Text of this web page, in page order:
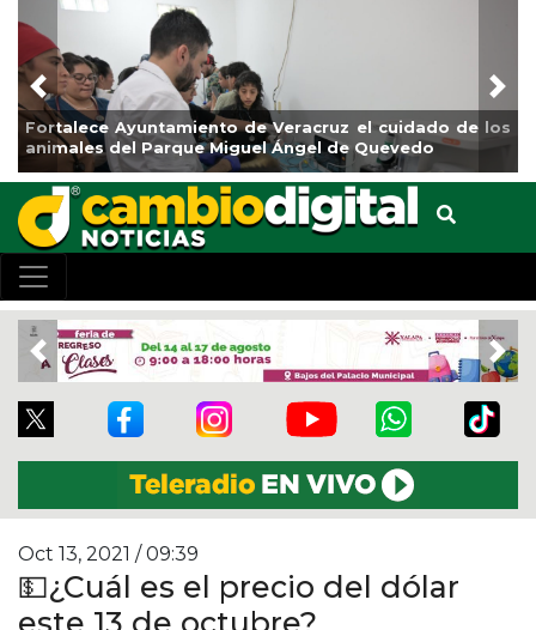
Fortalece Ayuntamiento de Veracruz el cuidado de los
animales del Parque Miguel Ángel de Quevedo
Previous
Previous
Oct 13, 2021 / 09:39
💵¿Cuál es el precio del dólar
este 13 de octubre?